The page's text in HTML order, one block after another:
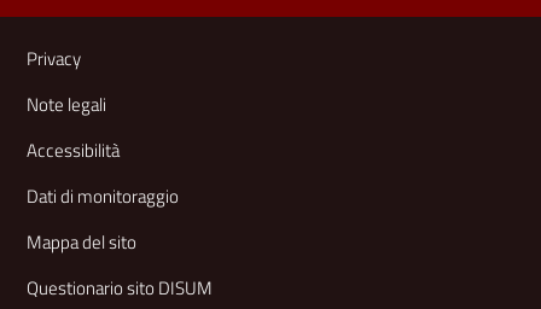
Link e informazioni utili
Privacy
Note legali
Accessibilità
Dati di monitoraggio
Mappa del sito
Questionario sito DISUM